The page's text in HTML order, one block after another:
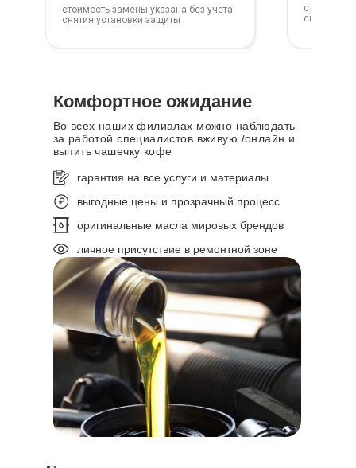
стоимость замены указана без учета
снятия установки защиты
стоимость
снятия
Комфортное ожидание
Во всех наших филиалах можно наблюдать
за работой специалистов вживую /онлайн и
выпить чашечку кофе
гарантия на все услуги и материалы
выгодные цены и прозрачный процесс
оригинальные масла мировых брендов
личное присутствие в ремонтной зоне